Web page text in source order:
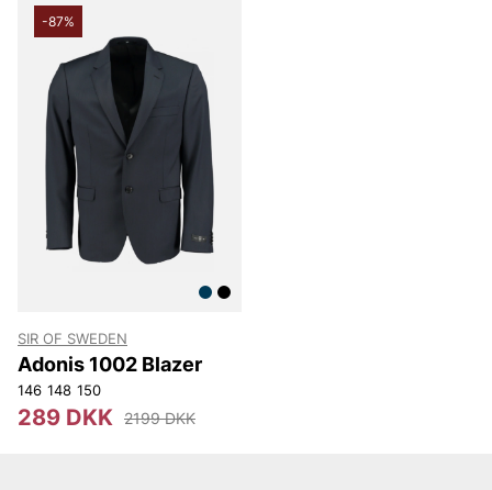
ud, din bryllupsdag. Eller hvis du bare vil være den
bedst klædte mand på arbejdet, til fester eller ved en
anden lejlighed. Opdag vores brede udvalg af
jakkesæt.
Andre populære mærker:
NN07
Björn Borg
-87%
SIR OF SWEDEN
Adonis 1002 Blazer
146 148 150
289 DKK 2199 DKK